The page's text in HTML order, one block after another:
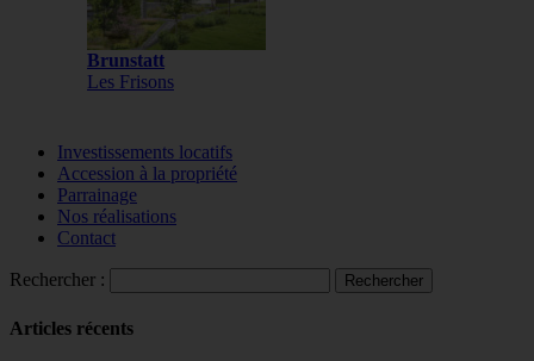
Brunstatt
Les Frisons
Investissements locatifs
Accession à la propriété
Parrainage
Nos réalisations
Contact
Rechercher :
Articles récents